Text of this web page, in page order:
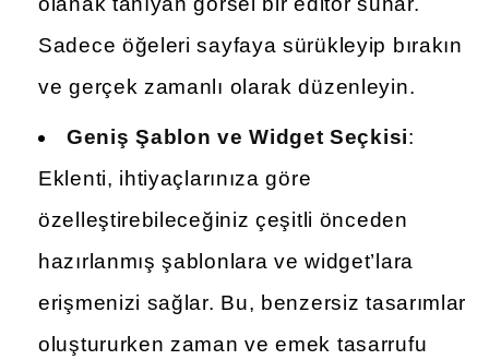
Sadece öğeleri sayfaya sürükleyip bırakın
ve gerçek zamanlı olarak düzenleyin.
Geniş Şablon ve Widget Seçkisi:
Eklenti, ihtiyaçlarınıza göre
özelleştirebileceğiniz çeşitli önceden
hazırlanmış şablonlara ve widget’lara
erişmenizi sağlar. Bu, benzersiz tasarımlar
oluştururken zaman ve emek tasarrufu